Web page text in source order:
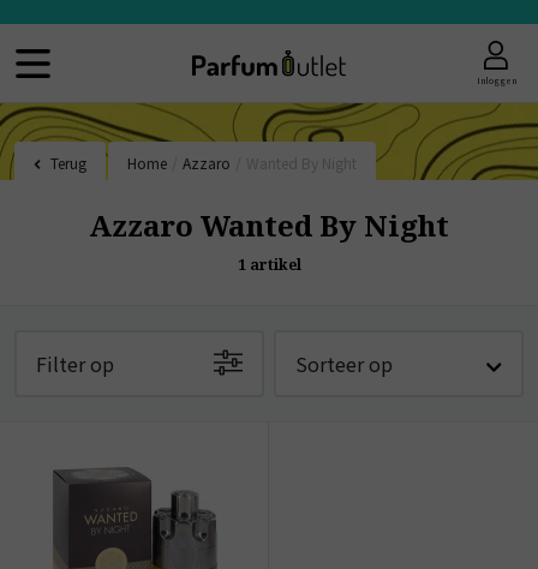
Inloggen
Terug Home Azzaro
Azzaro Wanted By Night
1 artikel
Filter op Sorteer op